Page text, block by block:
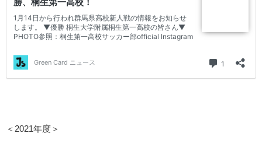
＜2021年度＞